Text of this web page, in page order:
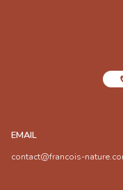
EMAIL
contact@francois-